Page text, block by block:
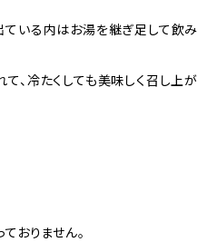
ている内はお湯を継ぎ足して飲み
、冷たくしても美味しく召し上が
おりません。